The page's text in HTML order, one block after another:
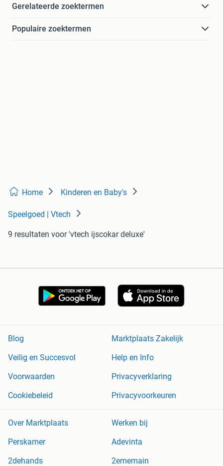
Gerelateerde zoektermen
Populaire zoektermen
Home Kinderen en Baby's
Speelgoed | Vtech
9 resultaten voor 'vtech ijscokar deluxe'
Blog
Marktplaats Zakelijk
Veilig en Succesvol
Help en Info
Voorwaarden
Privacyverklaring
Cookiebeleid
Privacyvoorkeuren
Over Marktplaats
Werken bij
Perskamer
Adevinta
2dehands
2ememain